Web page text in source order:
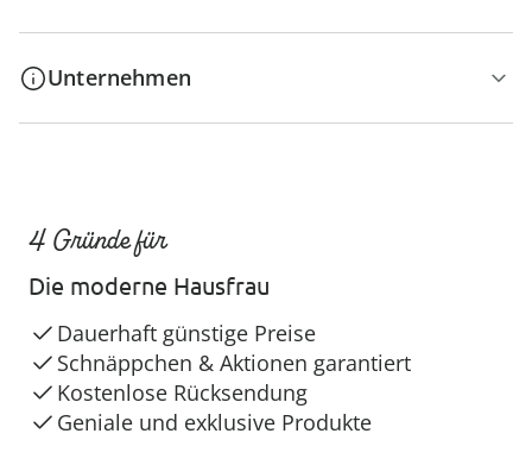
Unternehmen
4 Gründe für
Die moderne Hausfrau
Dauerhaft günstige Preise
Schnäppchen & Aktionen garantiert
Kostenlose Rücksendung
Geniale und exklusive Produkte